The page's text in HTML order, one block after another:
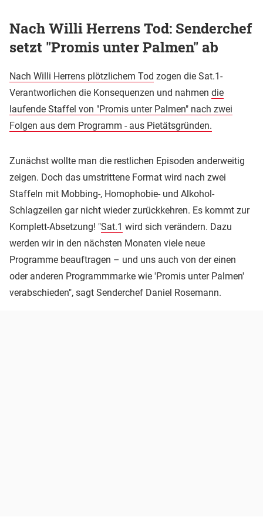
Nach Willi Herrens Tod: Senderchef
setzt "Promis unter Palmen" ab
Nach Willi Herrens plötzlichem Tod zogen die Sat.1-
Verantworlichen die Konsequenzen und nahmen die
laufende Staffel von "Promis unter Palmen" nach zwei
Folgen aus dem Programm - aus Pietätsgründen.
Zunächst wollte man die restlichen Episoden anderweitig
zeigen. Doch das umstrittene Format wird nach zwei
Staffeln mit Mobbing-, Homophobie- und Alkohol-
Schlagzeilen gar nicht wieder zurückkehren. Es kommt zur
Komplett-Absetzung! "Sat.1 wird sich verändern. Dazu
werden wir in den nächsten Monaten viele neue
Programme beauftragen – und uns auch von der einen
oder anderen Programmmarke wie 'Promis unter Palmen'
verabschieden", sagt Senderchef Daniel Rosemann.